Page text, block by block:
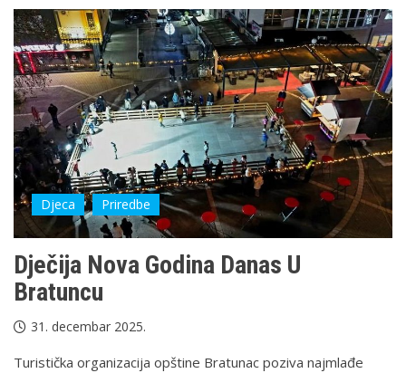
Djeca Priredbe
Dječija Nova Godina Danas U
Bratuncu
31. decembar 2025.
Turistička organizacija opštine Bratunac poziva najmlađe